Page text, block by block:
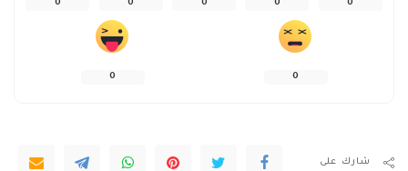
0
0
0
0
0
0
0
شارك على